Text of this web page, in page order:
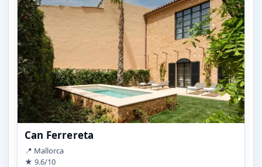
Can Ferrereta
📍 Mallorca
★ 9.6/10